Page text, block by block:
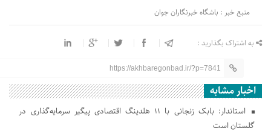
منبع خبر : باشگاه خبرنگاران جوان
به اشتراک بگذارید :
https://akhbaregonbad.ir/?p=7841
اخبار مشابه
استاندار: بابک زنجانی با ۱۱ هلدینگ اقتصادی پیگیر سرمایه‌گذاری در
گلستان است